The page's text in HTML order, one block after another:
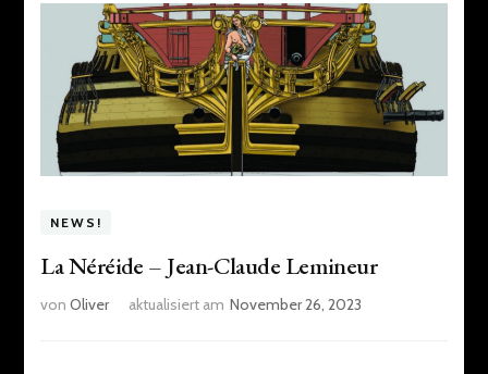
NEWS!
La Néréide – Jean-Claude Lemineur
vonOliver aktualisiert am November 26, 2023